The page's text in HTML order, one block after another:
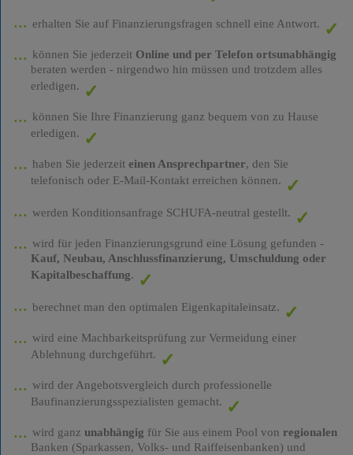
erhalten Sie auf Finanzierungsfragen schnell eine Antwort.
können Sie jederzeit Online und per Telefon ortsunabhängig
beraten werden - nirgendwo hin müssen und trotzdem alles
erledigen.
können Sie Ihre Finanzierung ganz bequem von zu Hause
erledigen.
haben Sie jederzeit einen Ansprechpartner, den Sie
telefonisch oder E-Mail-Kontakt erreichen können.
werden Konditionsanfrage SCHUFA-neutral gestellt.
wird für jeden Finanzierungsgrund eine Lösung gefunden -
Kauf, Neubau, Anschlussfinanzierung, Umschuldung oder
Kapitalbeschaffung.
berechnet man den optimalen Eigenkapitaleinsatz.
wird eine Machbarkeitsprüfung zur Vermeidung einer
Ablehnung durchgeführt.
wird der Angebotsvergleich durch professionelle
Baufinanzierungsspezialisten gemacht.
wird ganz unabhängig für Sie aus einem Pool von regionalen
Banken (Sparkassen, Volks- und Raiffeisenbanken) und